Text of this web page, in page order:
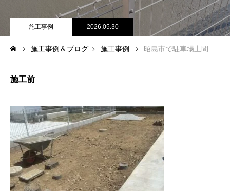
RESULTS
お問い合わせからの流れ FLOW
よくある質問 Q＆A
ブログ
協力下請け業者募集
お問い合わせ
ホーム 浴槽塗装 ３つのこだわり
施工事例 2026.05.30
施工事例＆ブログ 施工事例 昭島市で駐車場土間コン工事
施工前